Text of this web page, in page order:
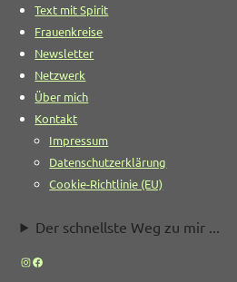
Text mit Spirit
Frauenkreise
Newsletter
Netzwerk
Über mich
Kontakt
Impressum
Datenschutzerklärung
Cookie-Richtlinie (EU)
Der schnellste Weg zu mir ...
Instagram
Facebook